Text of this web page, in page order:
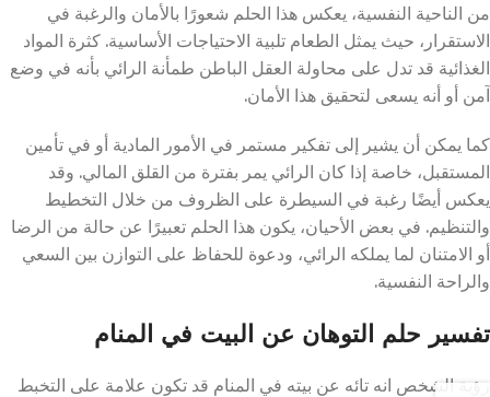
من الناحية النفسية، يعكس هذا الحلم شعورًا بالأمان والرغبة في
الاستقرار، حيث يمثل الطعام تلبية الاحتياجات الأساسية. كثرة المواد
الغذائية قد تدل على محاولة العقل الباطن طمأنة الرائي بأنه في وضع
آمن أو أنه يسعى لتحقيق هذا الأمان.
كما يمكن أن يشير إلى تفكير مستمر في الأمور المادية أو في تأمين
المستقبل، خاصة إذا كان الرائي يمر بفترة من القلق المالي. وقد
يعكس أيضًا رغبة في السيطرة على الظروف من خلال التخطيط
والتنظيم. في بعض الأحيان، يكون هذا الحلم تعبيرًا عن حالة من الرضا
أو الامتنان لما يملكه الرائي، ودعوة للحفاظ على التوازن بين السعي
والراحة النفسية.
تفسير حلم التوهان عن البيت في المنام
رؤية الشخص انه تائه عن بيته في المنام قد تكون علامة على التخبط